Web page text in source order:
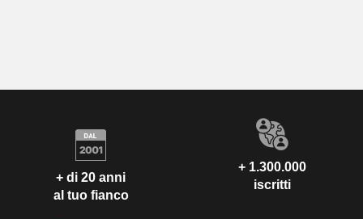
+ di 20 anni
al tuo fianco
+ 1.300.000
iscritti